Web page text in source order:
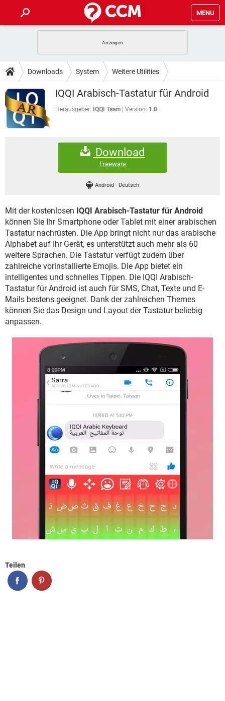
MENU
ANDROID IOS
WINDOWS 10 INSTAGRAM
WHATSAPP TIKTOK
FACEBOOK
TIPPS & TRICKS
SPIELE
ANDROID
WINDOWS 10
HARDWARE
DOWNLOADS
SPIELE STREAMING
ANDROID
INSTAGRAM
TIKTOK
FORUM
IOS
INSTAGRAM
TIKTOK
STREAMING
WHATSAPP TIKTOK
FACEBOOK HARDWARE
Downloads System Weitere Utilities
IQQI Arabisch-Tastatur für Android
Herausgeber: IQQI Team Version: 1.0
Download
Freeware
Android - Deutsch
Mit der kostenlosen IQQI Arabisch-Tastatur für Android
können Sie Ihr Smartphone oder Tablet mit einer arabischen
Tastatur nachrüsten. Die App bringt nicht nur das arabische
Alphabet auf Ihr Gerät, es unterstützt auch mehr als 60
weitere Sprachen. Die Tastatur verfügt zudem über
zahlreiche vorinstallierte Emojis. Die App bietet ein
intelligentes und schnelles Tippen. Die IQQI Arabisch-
Tastatur für Android ist auch für SMS, Chat, Texte und E-
Mails bestens geeignet. Dank der zahlreichen Themes
können Sie das Design und Layout der Tastatur beliebig
anpassen.
Teilen